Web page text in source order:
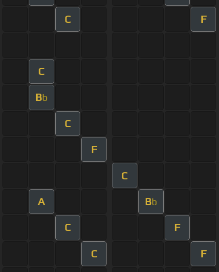
C F
C
Bb
C
F
C
A Bb
C F
C F